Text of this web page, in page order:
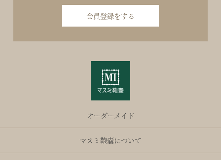
会員登録をする
オーダーメイド
マスミ鞄嚢について